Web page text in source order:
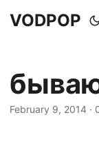
VODPOP
February 9, 2014 ·